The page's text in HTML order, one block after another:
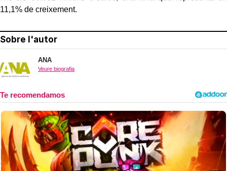
11,1% de creixement.
Sobre l'autor
ANA
Veure biografia